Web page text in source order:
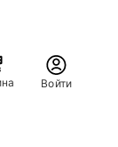
Войти